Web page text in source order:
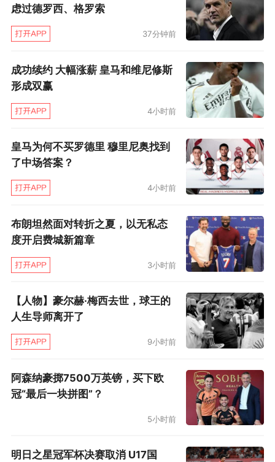
上球员们很难马上进入比赛状态，注意力不集
中，而上下半场快结束时，由于疲劳，球员们的
补水时间，在补水时间后场上形势发生突变的情
况不在少数。在顶住上半场前半段巴西队的压制
之后，上半场补水阶段结束后，日本队在主教练
森保一的授意下阵脚前提，打了巴西队一个措手
不及。右后卫达尼洛横传失误，日本队断球，佐
野海舟远射球门死角首开纪录。
及并且试图犯规也没能阻止对手的卡塞米罗也难
辞其咎，双中卫马尔基尼奥斯和加布里埃尔·马加
良斯只顾往回跑，没有分一下工，让其中一人逼
抢或封堵一下佐野海舟，他们也有责任。巴西队
的这个失球让人回想起小组赛首战时对摩洛哥队
的失球，当时迪亚斯过顶长传巴西队两名中卫中
太开，且没有分工合作，导致塞巴里面对出击的
阿利松挑射破门，帮助摩洛哥队1比0领先。
狈，卡塞米罗表现尤其糟糕。中场休息后，他就
虑过德罗西、格罗索
37分钟前
成功续约 大幅涨薪 皇马和维尼修斯
形成双赢
4小时前
皇马为何不买罗德里 穆里尼奥找到
了中场答案？
4小时前
布朗坦然面对转折之夏，以无私态
度开启费城新篇章
3小时前
【人物】豪尔赫·梅西去世，球王的
人生导师离开了
9小时前
阿森纳豪掷7500万英镑，买下欧
冠“最后一块拼图”？
5小时前
明日之星冠军杯决赛取消 U17国